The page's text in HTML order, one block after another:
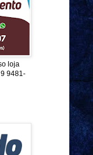
loja
9481-